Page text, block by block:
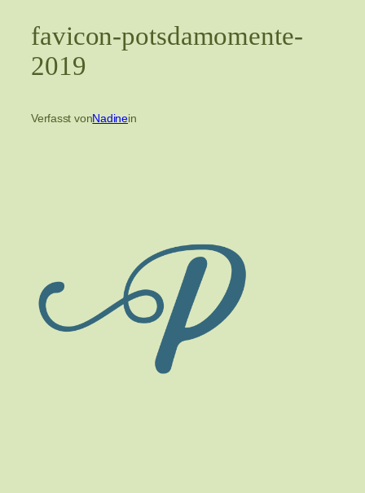
favicon-potsdamomente-
2019
Verfasst vonNadinein